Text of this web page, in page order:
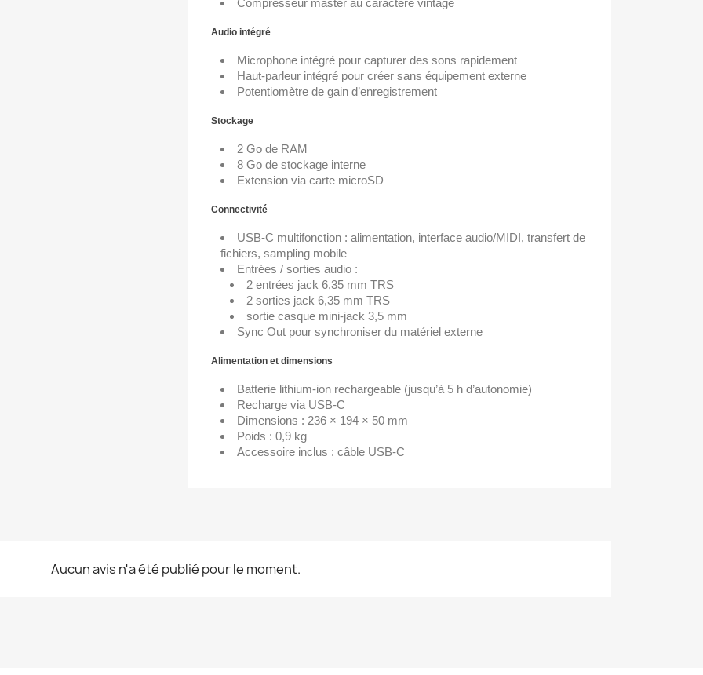
Compresseur master au caractère vintage
Audio intégré
Microphone intégré pour capturer des sons rapidement
Haut-parleur intégré pour créer sans équipement externe
Potentiomètre de gain d’enregistrement
Stockage
2 Go de RAM
8 Go de stockage interne
Extension via carte microSD
Connectivité
USB-C multifonction : alimentation, interface audio/MIDI, transfert de
fichiers, sampling mobile
Entrées / sorties audio :
2 entrées jack 6,35 mm TRS
2 sorties jack 6,35 mm TRS
sortie casque mini-jack 3,5 mm
Sync Out pour synchroniser du matériel externe
Alimentation et dimensions
Batterie lithium-ion rechargeable (jusqu’à 5 h d’autonomie)
Recharge via USB-C
Dimensions : 236 × 194 × 50 mm
Poids : 0,9 kg
Accessoire inclus : câble USB-C
Aucun avis n'a été publié pour le moment.